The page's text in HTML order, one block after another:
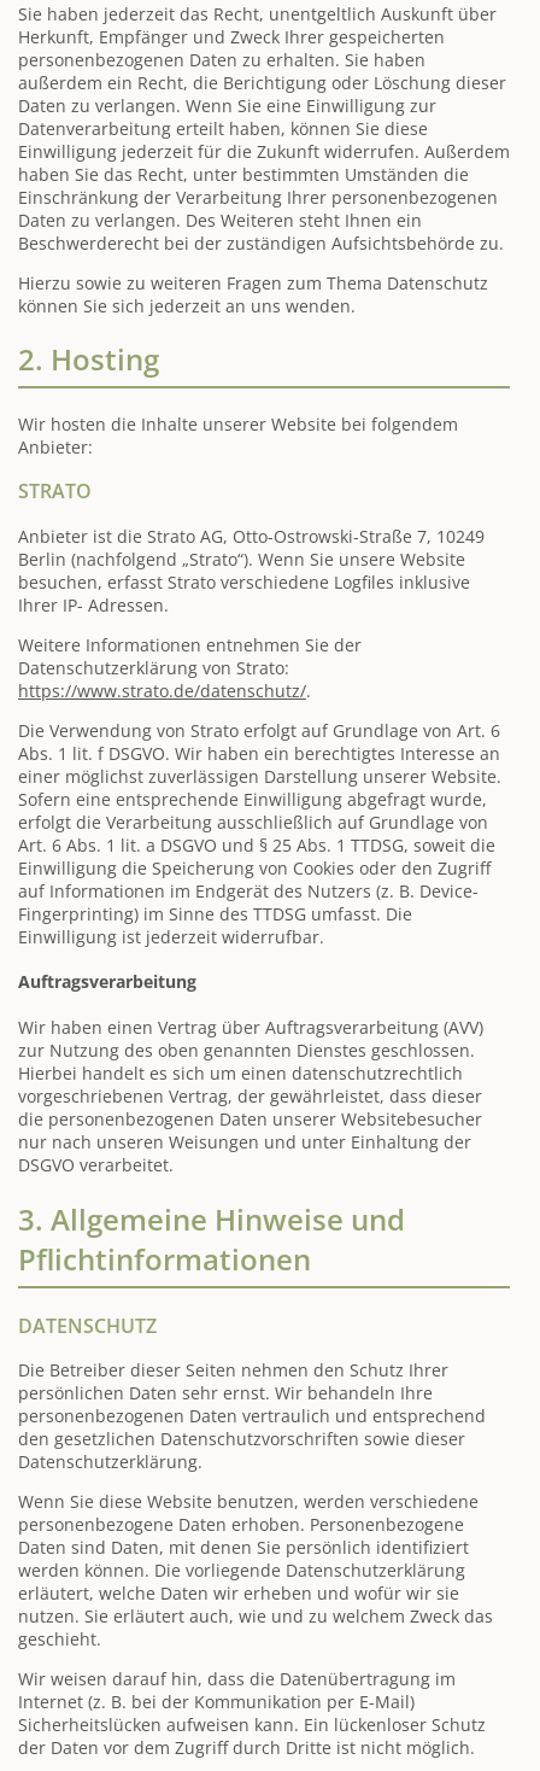
Sie haben jederzeit das Recht, unentgeltlich Auskunft über
Herkunft, Empfänger und Zweck Ihrer gespeicherten
personenbezogenen Daten zu erhalten. Sie haben
außerdem ein Recht, die Berichtigung oder Löschung dieser
Daten zu verlangen. Wenn Sie eine Einwilligung zur
Datenverarbeitung erteilt haben, können Sie diese
Einwilligung jederzeit für die Zukunft widerrufen. Außerdem
haben Sie das Recht, unter bestimmten Umständen die
Einschränkung der Verarbeitung Ihrer personenbezogenen
Daten zu verlangen. Des Weiteren steht Ihnen ein
Beschwerderecht bei der zuständigen Aufsichtsbehörde zu.
Hierzu sowie zu weiteren Fragen zum Thema Datenschutz
können Sie sich jederzeit an uns wenden.
2. Hosting
Wir hosten die Inhalte unserer Website bei folgendem
Anbieter:
STRATO
Anbieter ist die Strato AG, Otto-Ostrowski-Straße 7, 10249
Berlin (nachfolgend „Strato“). Wenn Sie unsere Website
besuchen, erfasst Strato verschiedene Logfiles inklusive
Ihrer IP- Adressen.
Weitere Informationen entnehmen Sie der
Datenschutzerklärung von Strato:
https://www.strato.de/datenschutz/.
Die Verwendung von Strato erfolgt auf Grundlage von Art. 6
Abs. 1 lit. f DSGVO. Wir haben ein berechtigtes Interesse an
einer möglichst zuverlässigen Darstellung unserer Website.
Sofern eine entsprechende Einwilligung abgefragt wurde,
erfolgt die Verarbeitung ausschließlich auf Grundlage von
Art. 6 Abs. 1 lit. a DSGVO und § 25 Abs. 1 TTDSG, soweit die
Einwilligung die Speicherung von Cookies oder den Zugriff
auf Informationen im Endgerät des Nutzers (z. B. Device-
Fingerprinting) im Sinne des TTDSG umfasst. Die
Einwilligung ist jederzeit widerrufbar.
Auftragsverarbeitung
Wir haben einen Vertrag über Auftragsverarbeitung (AVV)
zur Nutzung des oben genannten Dienstes geschlossen.
Hierbei handelt es sich um einen datenschutzrechtlich
vorgeschriebenen Vertrag, der gewährleistet, dass dieser
die personenbezogenen Daten unserer Websitebesucher
nur nach unseren Weisungen und unter Einhaltung der
DSGVO verarbeitet.
3. Allgemeine Hinweise und
Pflicht­informationen
DATENSCHUTZ
Die Betreiber dieser Seiten nehmen den Schutz Ihrer
persönlichen Daten sehr ernst. Wir behandeln Ihre
personenbezogenen Daten vertraulich und entsprechend
den gesetzlichen Datenschutzvorschriften sowie dieser
Datenschutzerklärung.
Wenn Sie diese Website benutzen, werden verschiedene
personenbezogene Daten erhoben. Personenbezogene
Daten sind Daten, mit denen Sie persönlich identifiziert
werden können. Die vorliegende Datenschutzerklärung
erläutert, welche Daten wir erheben und wofür wir sie
nutzen. Sie erläutert auch, wie und zu welchem Zweck das
geschieht.
Wir weisen darauf hin, dass die Datenübertragung im
Internet (z. B. bei der Kommunikation per E-Mail)
Sicherheitslücken aufweisen kann. Ein lückenloser Schutz
der Daten vor dem Zugriff durch Dritte ist nicht möglich.